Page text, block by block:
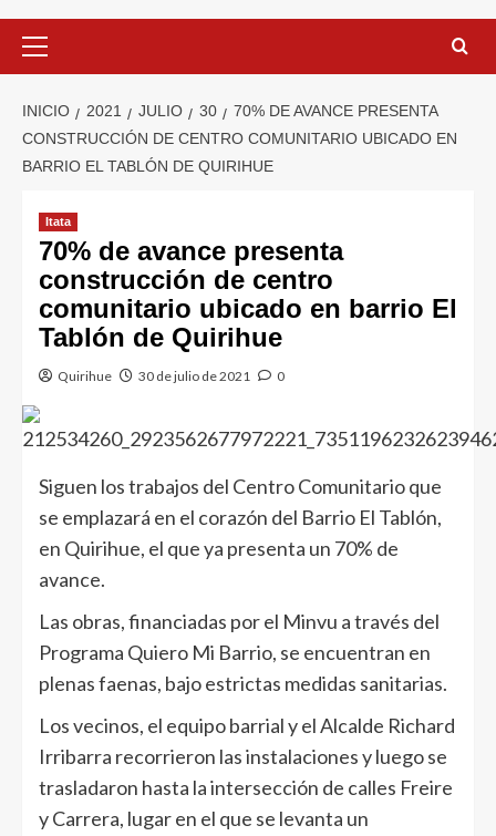
INICIO 2021 JULIO 30
70% DE AVANCE PRESENTA
CONSTRUCCIÓN DE CENTRO COMUNITARIO UBICADO EN
BARRIO EL TABLÓN DE QUIRIHUE
Itata
70% de avance presenta
construcción de centro
comunitario ubicado en barrio El
Tablón de Quirihue
Quirihue 30 de julio de 2021 0
Siguen los trabajos del Centro Comunitario que
se emplazará en el corazón del Barrio El Tablón,
en Quirihue, el que ya presenta un 70% de
avance.
Las obras, financiadas por el Minvu a través del
Programa Quiero Mi Barrio, se encuentran en
plenas faenas, bajo estrictas medidas sanitarias.
Los vecinos, el equipo barrial y el Alcalde Richard
Irribarra recorrieron las instalaciones y luego se
trasladaron hasta la intersección de calles Freire
y Carrera, lugar en el que se levanta un